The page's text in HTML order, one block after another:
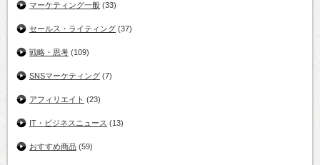
マーケティング一般 (33)
セールス・ライティング (37)
戦略・思考 (109)
SNSマーケティング (7)
アフィリエイト (23)
IT・ビジネスニュース (13)
おすすめ商品 (59)